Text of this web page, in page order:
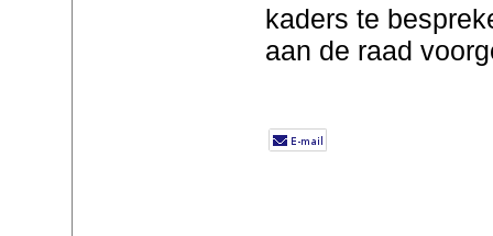
kaders te
aan de raad